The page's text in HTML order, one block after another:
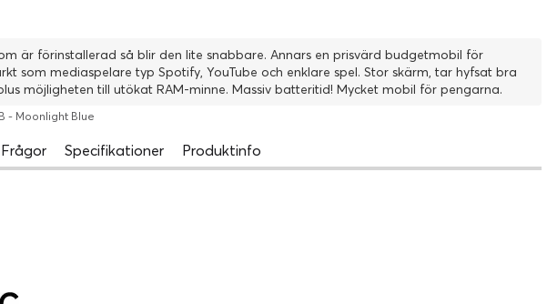
så blir den lite snabbare. Annars en prisvärd budgetmobil för
som mediaspelare typ Spotify, YouTube och enklare spel. Stor skärm, tar hyfsat bra
bilder för att vara så billig plus möjligheten till utökat RAM-minne. Massiv batteritid! Mycket mobil för pengarna.
- Moonlight Blue
Frågor Specifikationer Produktinfo